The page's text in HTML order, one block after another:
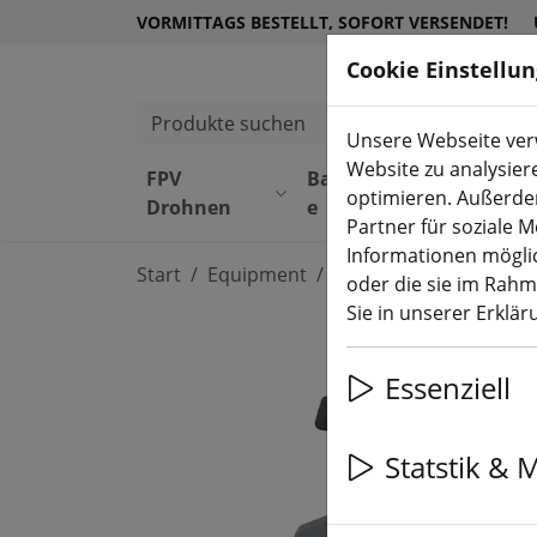
VORMITTAGS BESTELLT, SOFORT VERSENDET!
Produkte suchen
FPV
Drohnen
Bauteil
e
Equipmen
t
Start Equipment RC Fernsteuerung
Cookie
Unsere Webseite
Website zu
optimieren.
Partner für soziale
Informationen
oder die sie im
Sie in unserer
Essenziell
Statstik &